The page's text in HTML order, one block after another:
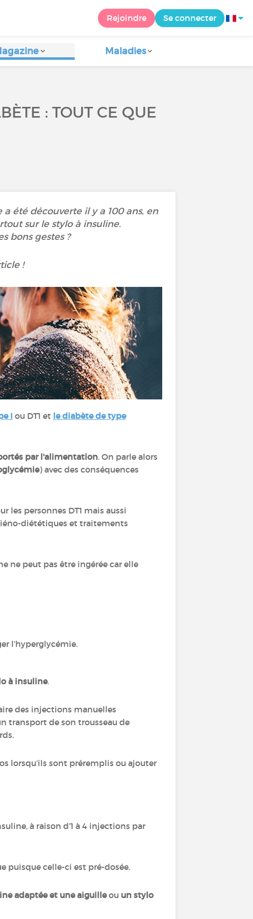
Rejoindre Se connecter
Maladies
: TOUT CE QUE
été découverte il y a 100 ans, en
sur le stylo à insuline.
bons gestes ?
!
I ou DT1 et le diabète de type
par l'alimentation. On parle alors
) avec des conséquences
les personnes DT1 mais aussi
diététiques et traitements
ne peut pas être ingérée car elle
l’hyperglycémie.
à insuline.
des injections manuelles
transport de son trousseau de
lorsqu’ils sont préremplis ou ajouter
à raison d’1 à 4 injections par
puisque celle-ci est pré-dosée.
adaptée et une aiguilleou un stylo